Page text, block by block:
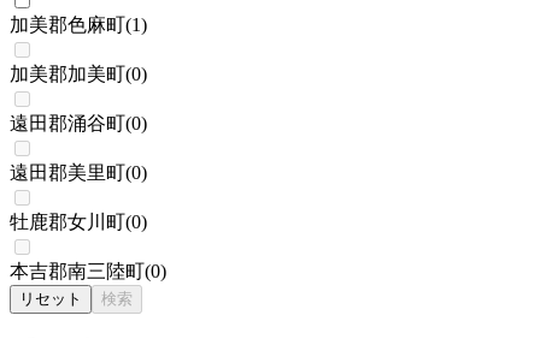
加美郡色麻町(1)
加美郡加美町(0)
遠田郡涌谷町(0)
遠田郡美里町(0)
牡鹿郡女川町(0)
本吉郡南三陸町(0)
リセット 検索